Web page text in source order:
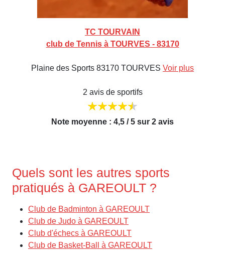
TC TOURVAIN
club de Tennis à TOURVES - 83170
Plaine des Sports 83170 TOURVES Voir plus
2 avis de sportifs
Note moyenne : 4,5 / 5 sur 2 avis
Quels sont les autres sports
pratiqués à GAREOULT ?
Club de Badminton à GAREOULT
Club de Judo à GAREOULT
Club d'échecs à GAREOULT
Club de Basket-Ball à GAREOULT